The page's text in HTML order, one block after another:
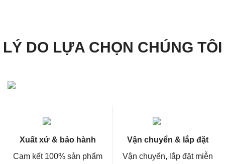
LÝ DO LỰA CHỌN CHÚNG TÔI
Xuất xứ & bảo hành
Cam kết 100% sản phẩm
Vận chuyển & lắp đặt
Vận chuyển, lắp đặt miễn